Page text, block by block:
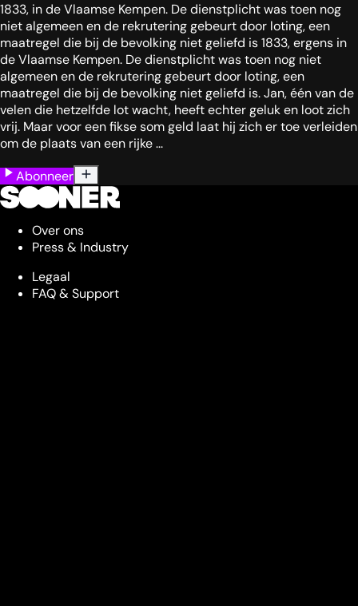
1833, in de Vlaamse Kempen. De dienstplicht was toen nog
niet algemeen en de rekrutering gebeurt door loting, een
maatregel die bij de bevolking niet geliefd is 1833, ergens in
de Vlaamse Kempen. De dienstplicht was toen nog niet
algemeen en de rekrutering gebeurt door loting, een
maatregel die bij de bevolking niet geliefd is. Jan, één van de
velen die hetzelfde lot wacht, heeft echter geluk en loot zich
vrij. Maar voor een fikse som geld laat hij zich er toe verleiden
om de plaats van een rijke ...
Abonneer
Over ons
Press & Industry
Legaal
FAQ & Support